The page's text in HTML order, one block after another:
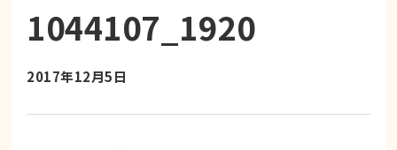
1044107_1920
2017年12月5日